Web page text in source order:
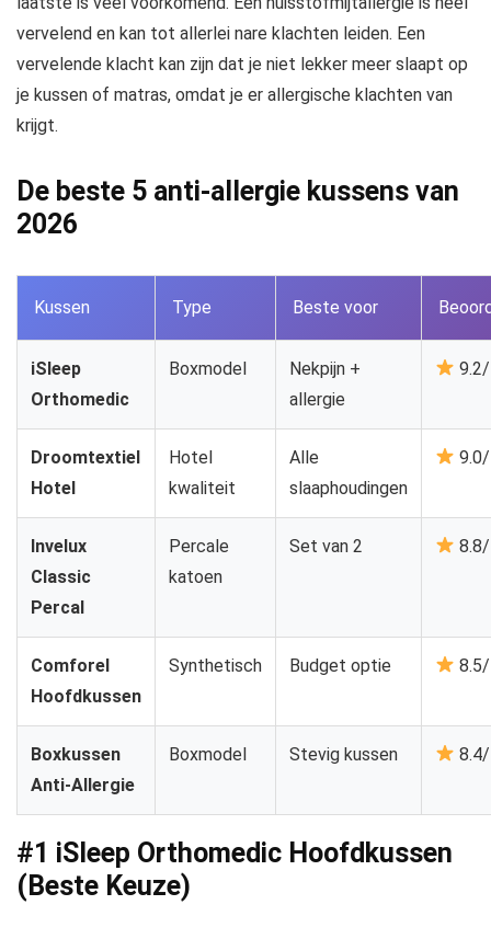
vervelend en kan tot allerlei nare klachten leiden. Een
vervelende klacht kan zijn dat je niet lekker meer slaapt op
je kussen of matras, omdat je er allergische klachten van
krijgt.
De beste 5 anti-allergie kussens van
2026
Kussen Type Beste voor
iSleep
Orthomedic
Boxmodel
Nekpijn +
allergie
Droomtextiel
Hotel
Hotel
kwaliteit
Alle
slaaphoudingen
Invelux
Classic
Percal
Percale
katoen
Set van 2
Comforel
Hoofdkussen
Synthetisch Budget optie
Boxkussen
Anti-Allergie
Boxmodel Stevig kussen
#1 iSleep Orthomedic Hoofdkussen
(Beste Keuze)